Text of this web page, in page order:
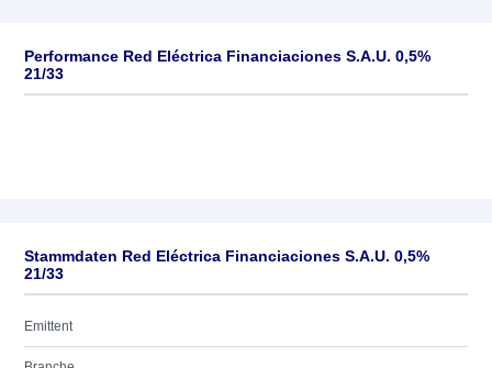
Performance Red Eléctrica Financiaciones S.A.U. 0,5%
21/33
Stammdaten Red Eléctrica Financiaciones S.A.U. 0,5%
21/33
Emittent